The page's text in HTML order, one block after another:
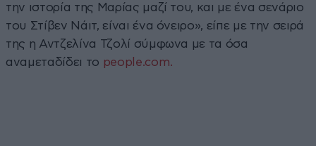
την ιστορία της Μαρίας μαζί του, και με ένα σενάριο
του Στίβεν Νάιτ, είναι ένα όνειρο», είπε με την σειρά
της η Αντζελίνα Τζολί σύμφωνα με τα όσα
αναμεταδίδει το people.com.